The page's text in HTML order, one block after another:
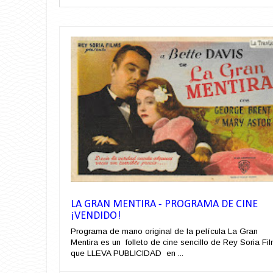
LA GRAN MENTIRA - PROGRAMA DE CINE
¡VENDIDO!
Programa de mano original de la película La Gran
Mentira es un folleto de cine sencillo de Rey Soria
que LLEVA PUBLICIDAD en ...